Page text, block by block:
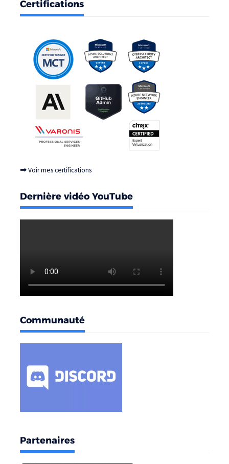
Certifications
➡Voir mes certifications
Dernière vidéo YouTube
Communauté
Partenaires